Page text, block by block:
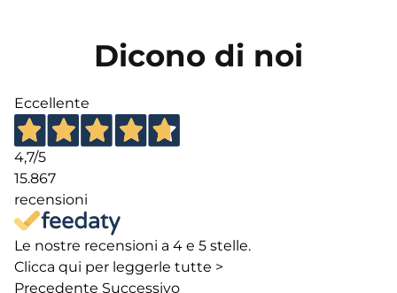
Dicono di noi
Eccellente
4,7/5
15.867
recensioni
Le nostre recensioni a 4 e 5 stelle.
Clicca qui per leggerle tutte >
Precedente Successivo